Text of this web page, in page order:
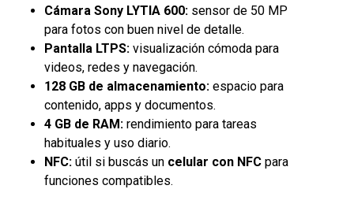
Cámara Sony LYTIA 600: sensor de 50 MP
para fotos con buen nivel de detalle.
Pantalla LTPS: visualización cómoda para
videos, redes y navegación.
128 GB de almacenamiento: espacio para
contenido, apps y documentos.
4 GB de RAM: rendimiento para tareas
habituales y uso diario.
NFC: útil si buscás un celular con NFC para
funciones compatibles.